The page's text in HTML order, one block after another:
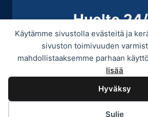
Käytämme sivustolla evästeitä ja
sivuston toimivuuden
mahdollistaaksemme parhaan
lisää
Hyväksy
Sulje
Huolto
+358 9 439 3070 / +358
© 2026 Provitek -